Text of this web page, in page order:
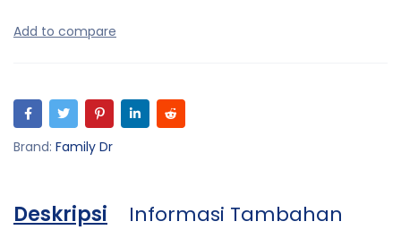
Brand: Family Dr
Deskripsi Informasi Tambahan